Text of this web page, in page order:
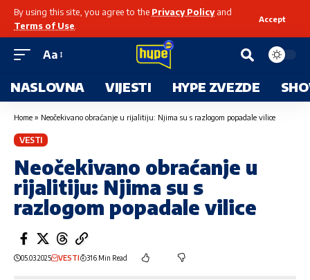
By using this site, you agree to the Privacy Policyand
Terms of Use
Accept
Aa
NASLOVNA VIJESTI HYPE ZVEZDE
Home » Neočekivano obraćanje u rijalitiju: Njima su s razlogom popadale vilice
VESTI
Neočekivano obraćanje u
rijalitiju: Njima su s
razlogom popadale vilice
05.03.2025 VESTI 316 Min Read